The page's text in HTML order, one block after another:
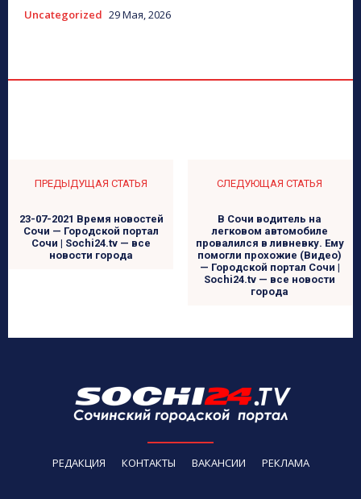
Uncategorized 29 Мая, 2026
ПРЕДЫДУЩАЯ СТАТЬЯ
23-07-2021 Время новостей
Сочи — Городской портал
Сочи | Sochi24.tv — все
новости города
СЛЕДУЮЩАЯ СТАТЬЯ
В Сочи водитель на
легковом автомобиле
провалился в ливневку. Ему
помогли прохожие (Видео)
— Городской портал Сочи |
Sochi24.tv — все новости
города
РЕДАКЦИЯ КОНТАКТЫ ВАКАНСИИ РЕКЛАМА